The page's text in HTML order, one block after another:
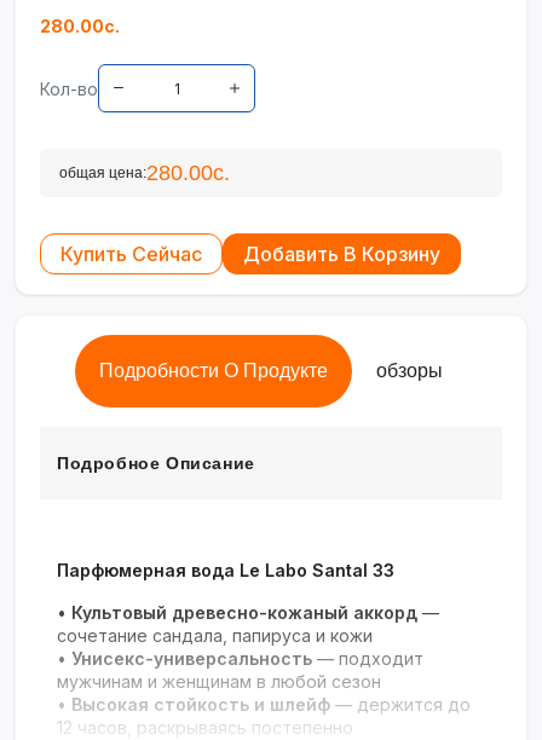
280.00с.
Кол-во
общая цена:280.00с.
Купить Сейчас Добавить В Корзину
Подробности О Продукте обзоры
Подробное Описание
Парфюмерная вода Le Labo Santal 33
• Культовый древесно-кожаный аккорд —
сочетание сандала, папируса и кожи
• Унисекс-универсальность — подходит
мужчинам и женщинам в любой сезон
• Высокая стойкость и шлейф — держится до
12 часов, раскрываясь постепенно